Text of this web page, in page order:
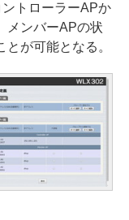
トローラーAPか
メンバーAPの状
が可能となる。